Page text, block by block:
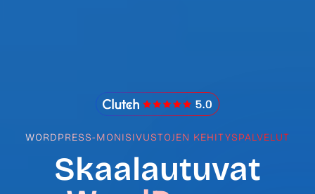
IMADO Reviews
WORDPRESS-MONISIVUSTOJEN KEHITYSPALVELUT
Skaalautuvat